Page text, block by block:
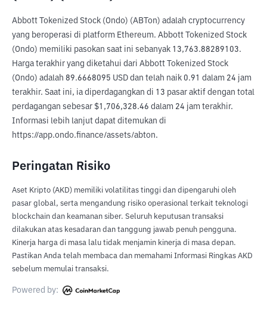
Abbott Tokenized Stock (Ondo) (ABTon) adalah cryptocurrency
yang beroperasi di platform Ethereum. Abbott Tokenized Stock
(Ondo) memiliki pasokan saat ini sebanyak 13,763.88289103.
Harga terakhir yang diketahui dari Abbott Tokenized Stock
(Ondo) adalah 89.6668095 USD dan telah naik 0.91 dalam 24 jam
terakhir. Saat ini, ia diperdagangkan di 13 pasar aktif dengan total
perdagangan sebesar $1,706,328.46 dalam 24 jam terakhir.
Informasi lebih lanjut dapat ditemukan di
https://app.ondo.finance/assets/abton.
Peringatan Risiko
Aset Kripto (AKD) memiliki volatilitas tinggi dan dipengaruhi oleh
pasar global, serta mengandung risiko operasional terkait teknologi
blockchain dan keamanan siber. Seluruh keputusan transaksi
dilakukan atas kesadaran dan tanggung jawab penuh pengguna.
Kinerja harga di masa lalu tidak menjamin kinerja di masa depan.
Pastikan Anda telah membaca dan memahami Informasi Ringkas AKD
sebelum memulai transaksi.
Powered by: